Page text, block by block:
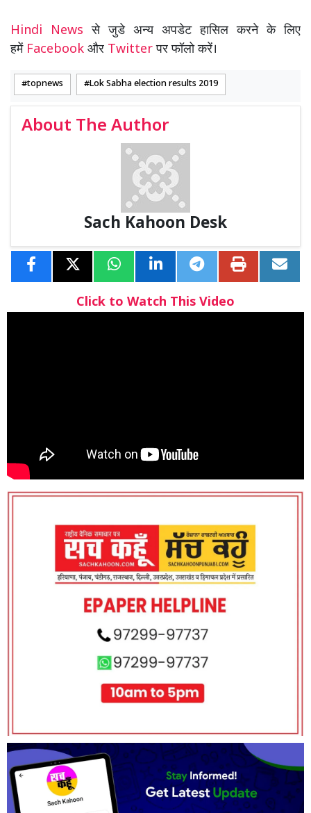
Hindi Newsसे जुडे अन्य अपडेट हासिल करने के लिए
हमें Facebook और Twitterपर फॉलो करें।
topnews Lok Sabha election results 2019
About The Author
Sach Kahoon Desk
Click to Watch This Video